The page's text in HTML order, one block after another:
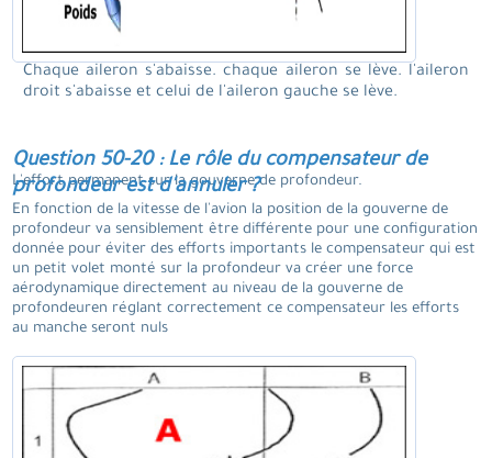
Chaque aileron s'abaisse. chaque aileron se lève. l'aileron
droit s'abaisse et celui de l'aileron gauche se lève.
Question 50-20 : Le rôle du compensateur de
profondeur est d'annuler ?
L'effort permanent sur la gouverne de profondeur.
En fonction de la vitesse de l'avion la position de la gouverne de
profondeur va sensiblement être différente pour une configuration
donnée pour éviter des efforts importants le compensateur qui est
un petit volet monté sur la profondeur va créer une force
aérodynamique directement au niveau de la gouverne de
profondeuren réglant correctement ce compensateur les efforts
au manche seront nuls